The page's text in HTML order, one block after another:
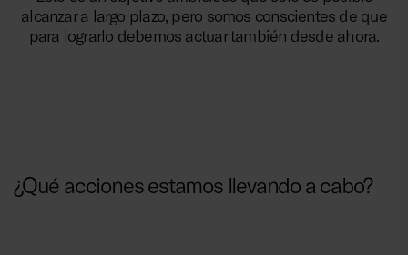
alcanzar a largo plazo, pero somos conscientes de que
para lograrlo debemos actuar también desde ahora.
¿Qué acciones estamos llevando a cabo?